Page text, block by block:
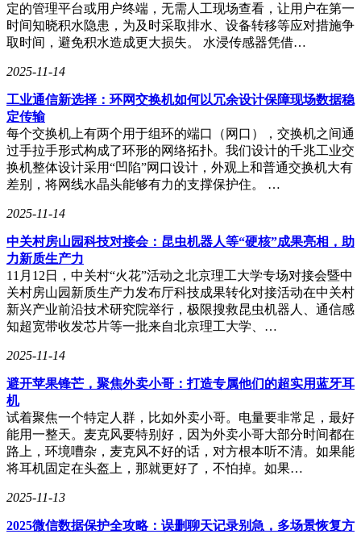
定的管理平台或用户终端，无需人工现场查看，让用户在第一
时间知晓积水隐患，为及时采取排水、设备转移等应对措施争
取时间，避免积水造成更大损失。 水浸传感器凭借…
2025-11-14
工业通信新选择：环网交换机如何以冗余设计保障现场数据稳
定传输
每个交换机上有两个用于组环的端口（网口），交换机之间通
过手拉手形式构成了环形的网络拓扑。我们设计的千兆工业交
换机整体设计采用“凹陷”网口设计，外观上和普通交换机大有
差别，将网线水晶头能够有力的支撑保护住。 …
2025-11-14
中关村房山园科技对接会：昆虫机器人等“硬核”成果亮相，助
力新质生产力
11月12日，中关村“火花”活动之北京理工大学专场对接会暨中
关村房山园新质生产力发布厅科技成果转化对接活动在中关村
新兴产业前沿技术研究院举行，极限搜救昆虫机器人、通信感
知超宽带收发芯片等一批来自北京理工大学、…
2025-11-14
避开苹果锋芒，聚焦外卖小哥：打造专属他们的超实用蓝牙耳
机
试着聚焦一个特定人群，比如外卖小哥。电量要非常足，最好
能用一整天。麦克风要特别好，因为外卖小哥大部分时间都在
路上，环境嘈杂，麦克风不好的话，对方根本听不清。如果能
将耳机固定在头盔上，那就更好了，不怕掉。如果…
2025-11-13
2025微信数据保护全攻略：误删聊天记录别急，多场景恢复方